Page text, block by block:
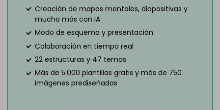
Creación de mapas mentales, diapositivas y
mucho más con IA
Modo de esquema y presentación
Colaboración en tiempo real
22 estructuras y 47 temas
Más de 5.000 plantillas gratis y más de 750
imágenes prediseñadas